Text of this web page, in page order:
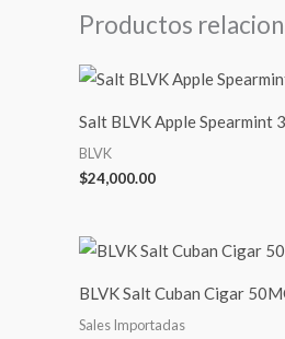
Productos
Salt BLVK Apple Spearmint
BLVK
$24,000.00
BLVK Salt Cuban Cigar
Sales Importadas